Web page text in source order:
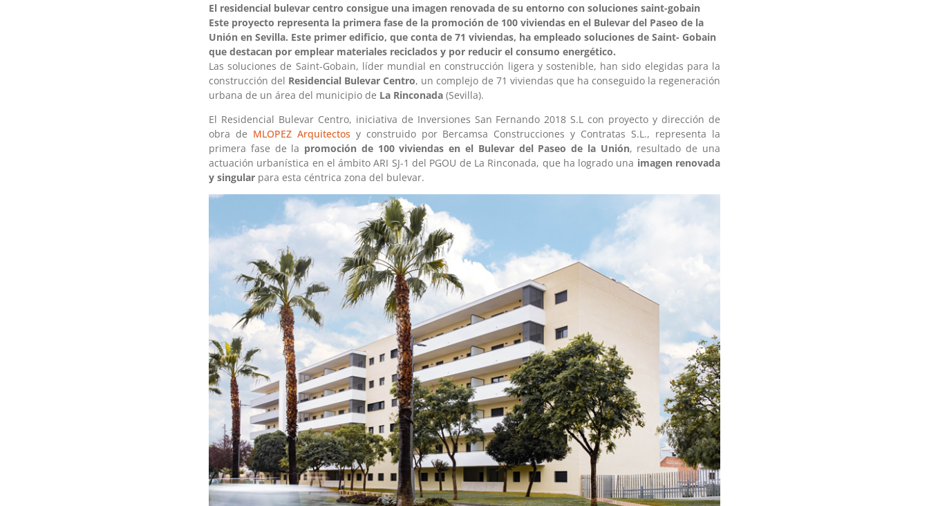
El residencial bulevar centro consigue una imagen renovada de su entorno con soluciones saint-gobain
Este proyecto representa la primera fase de la promoción de 100 viviendas en el Bulevar del Paseo de la
Unión en Sevilla. Este primer edificio, que conta de 71 viviendas, ha empleado soluciones de Saint- Gobain
que destacan por emplear materiales reciclados y por reducir el consumo energético.
Las soluciones de Saint-Gobain, líder mundial en construcción ligera y sostenible, han sido elegidas para la
construcción del Residencial Bulevar Centro, un complejo de 71 viviendas que ha conseguido la regeneración
urbana de un área del municipio de La Rinconada (Sevilla).
El Residencial Bulevar Centro, iniciativa de Inversiones San Fernando 2018 S.L con proyecto y dirección de
obra de MLOPEZ Arquitectos y construido por Bercamsa Construcciones y Contratas S.L., representa la
primera fase de la promoción de 100 viviendas en el Bulevar del Paseo de la Unión, resultado de una
actuación urbanística en el ámbito ARI SJ-1 del PGOU de La Rinconada, que ha logrado una imagen renovada
y singular para esta céntrica zona del bulevar.